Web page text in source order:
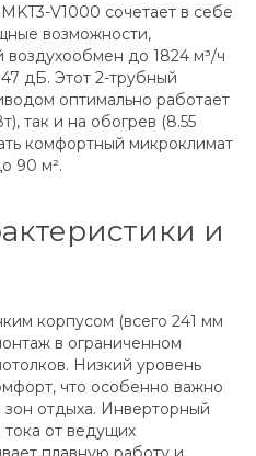
V1000 сочетает в себе
возможности,
до 1824 м³/ч
дБ. Этот 2-трубный
оптимально работает
так и на обогрев (8.55
комфортный микроклимат
90 м².
и
корпусом (всего 241 мм
в ограниченном
Низкий уровень
что особенно важно
отдыха. Инверторный
тока от ведущих